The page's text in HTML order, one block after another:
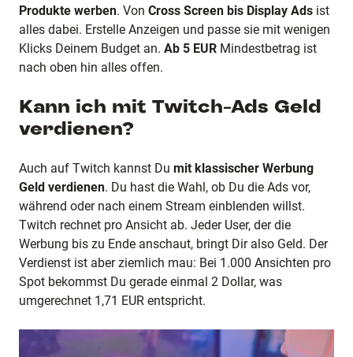
Produkte werben. Von Cross Screen bis Display Ads ist
alles dabei. Erstelle Anzeigen und passe sie mit wenigen
Klicks Deinem Budget an. Ab 5 EUR Mindestbetrag ist
nach oben hin alles offen.
Kann ich mit Twitch-Ads Geld
verdienen?
Auch auf Twitch kannst Du mit klassischer Werbung
Geld verdienen. Du hast die Wahl, ob Du die Ads vor,
während oder nach einem Stream einblenden willst.
Twitch rechnet pro Ansicht ab. Jeder User, der die
Werbung bis zu Ende anschaut, bringt Dir also Geld. Der
Verdienst ist aber ziemlich mau: Bei 1.000 Ansichten pro
Spot bekommst Du gerade einmal 2 Dollar, was
umgerechnet 1,71 EUR entspricht.